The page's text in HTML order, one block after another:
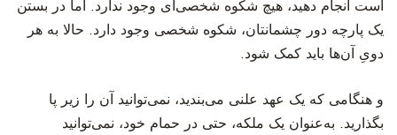
است انجام دهید، هیچ شکوه شخصی‌ای وجود ندارد. اما در بستن
یک پارچه دور چشمانتان، شکوه شخصی وجود دارد. حالا به هر
دویِ آن‌ها باید کمک شود.
‫و هنگامی که یک عهد علنی می‌بندید، نمی‌توانید آن را زیر پا
بگذارید. به‌عنوان یک ملکه، حتی در حمام خود، نمی‌توانید